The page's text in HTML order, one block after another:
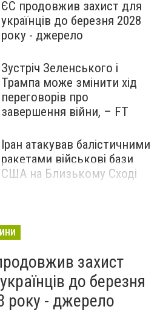
ЄС продовжив захист для
українців до березня 2028
року - джерело
Зустріч Зеленського і
Трампа може змінити хід
переговорів про
завершення війни, – FT
Іран атакував балістичними
ракетами військові бази
США на Близькому Сході
захист
до березня
року - джерело